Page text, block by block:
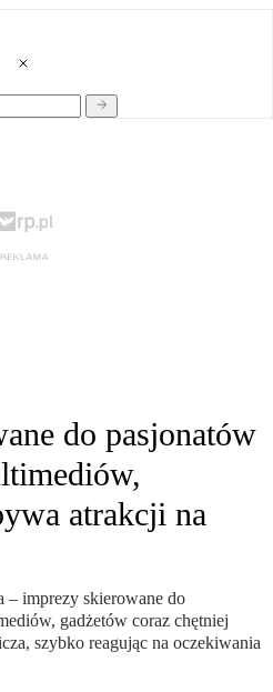
do pasjonatów
atrakcji na
imprezy skierowane do
gadżetów coraz chętniej
szybko reagując na oczekiwania